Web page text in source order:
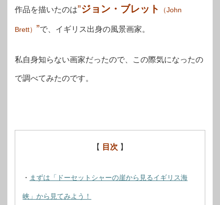
作品を描いたのは”ジョン・ブレット （John
Brett） ”で、イギリス出身の風景画家。
私自身知らない画家だったので、この際気になったの
で調べてみたのです。
【 目次 】
・ まずは「ドーセットシャーの崖から見るイギリス海
峡」から見てみよう！